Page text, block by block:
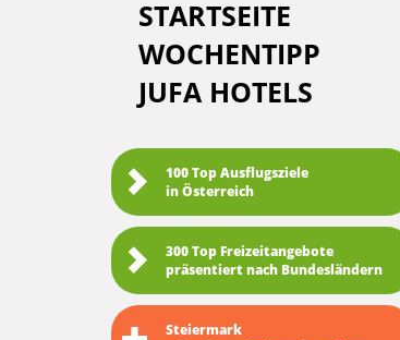
STARTSEITE
WOCHENTIPP
JUFA HOTELS
100 Top Ausflugsziele
in Österreich
300 Top Freizeitangebote
präsentiert nach Bundesländern
Steiermark